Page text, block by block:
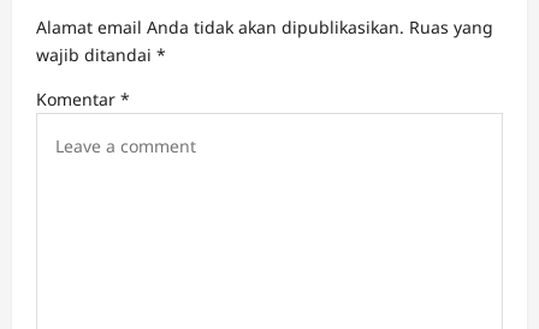
a
t
i
Alamat email Anda tidak akan dipublikasikan. Ruas yang
wajib ditandai *
Komentar *